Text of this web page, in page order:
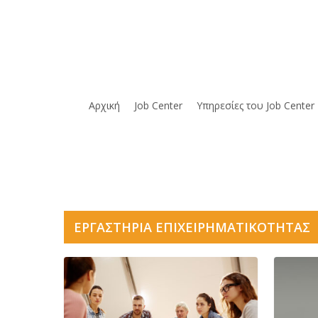
Αρχική Job Center Υπηρεσίες του Job Center
ΕΡΓΑΣΤΗΡΙΑ ΕΠΙΧΕΙΡΗΜΑΤΙΚΟΤΗΤΑΣ
Συμβουλευτική
Ανάληψης
Επιχειρηματικών